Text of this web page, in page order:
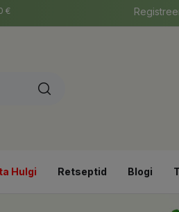
€
Hulgi Retseptid Blogi